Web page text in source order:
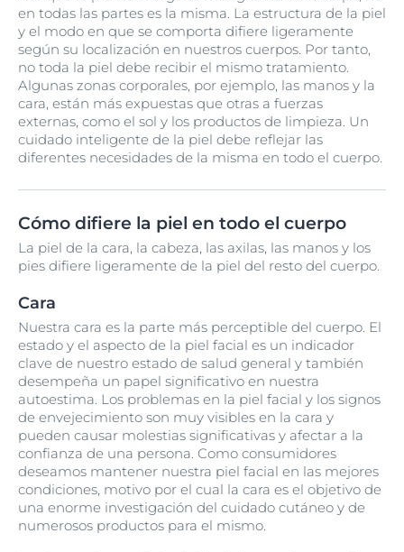
en todas las partes es la misma. La estructura de la piel
y el modo en que se comporta difiere ligeramente
según su localización en nuestros cuerpos. Por tanto,
no toda la piel debe recibir el mismo tratamiento.
Algunas zonas corporales, por ejemplo, las manos y la
cara, están más expuestas que otras a fuerzas
externas, como el sol y los productos de limpieza. Un
cuidado inteligente de la piel debe reflejar las
diferentes necesidades de la misma en todo el cuerpo.
Cómo difiere la piel en todo el cuerpo
La piel de la cara, la cabeza, las axilas, las manos y los
pies difiere ligeramente de la piel del resto del cuerpo.
Cara
Nuestra cara es la parte más perceptible del cuerpo. El
estado y el aspecto de la piel facial es un indicador
clave de nuestro estado de salud general y también
desempeña un papel significativo en nuestra
autoestima. Los problemas en la piel facial y los signos
de envejecimiento son muy visibles en la cara y
pueden causar molestias significativas y afectar a la
confianza de una persona. Como consumidores
deseamos mantener nuestra piel facial en las mejores
condiciones, motivo por el cual la cara es el objetivo de
una enorme investigación del cuidado cutáneo y de
numerosos productos para el mismo.